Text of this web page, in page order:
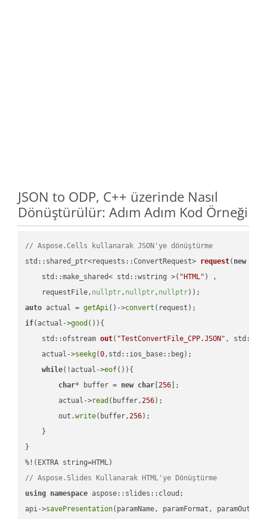
JSON to ODP, C++ üzerinde Nasıl
Dönüştürülür: Adım Adım Kod Örneği
// Aspose.Cells kullanarak JSON'ye dönüştürme
std::shared_ptr<requests::ConvertRequest> request( new
    std::make_shared< std::wstring >(
"HTML" ) ,
    requestFile,
nullptr, nullptr, nullptr))
auto actual = getApi()->convert
if(actual->good ()){
std::ofstream out( "TestConvertFile_CPP.JSON" ,
    actual->
seekg(0,std::ios_base::beg);
while(!actual->eof()){
char* buffer = new char [256 ];
        actual->
read (buffer,256);
        out.
write(buffer,256);
    }
}
// Aspose.Slides Kullanarak HTML'ye Dönüştürme
using namespace aspose::slides::cloud;
api->savePresentation(paramName, paramFormat,